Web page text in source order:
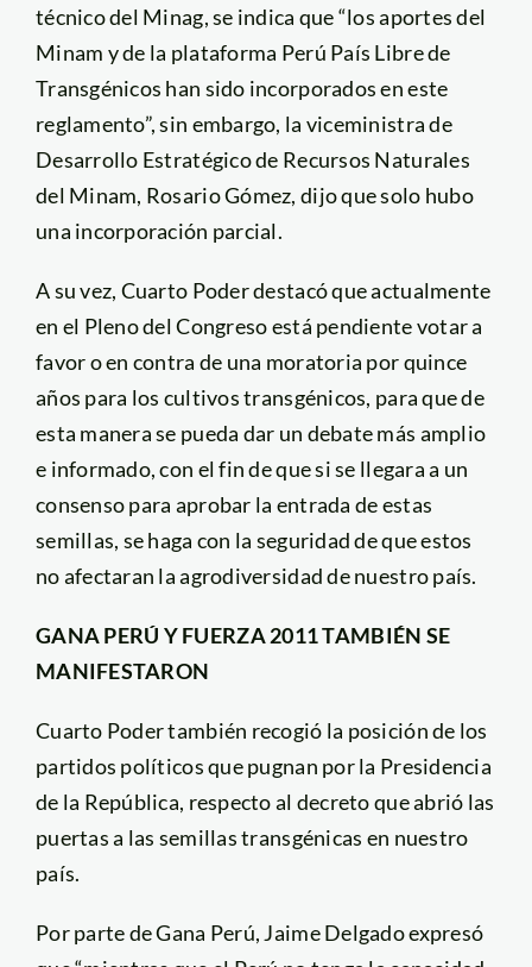
técnico del Minag, se indica que “los aportes del
Minam y de la plataforma Perú País Libre de
Transgénicos han sido incorporados en este
reglamento”, sin embargo, la viceministra de
Desarrollo Estratégico de Recursos Naturales
del Minam, Rosario Gómez, dijo que solo hubo
una incorporación parcial.
A su vez, Cuarto Poder destacó que actualmente
en el Pleno del Congreso está pendiente votar a
favor o en contra de una moratoria por quince
años para los cultivos transgénicos, para que de
esta manera se pueda dar un debate más amplio
e informado, con el fin de que si se llegara a un
consenso para aprobar la entrada de estas
semillas, se haga con la seguridad de que estos
no afectaran la agrodiversidad de nuestro país.
GANA PERÚ Y FUERZA 2011 TAMBIÉN SE
MANIFESTARON
Cuarto Poder también recogió la posición de los
partidos políticos que pugnan por la Presidencia
de la República, respecto al decreto que abrió las
puertas a las semillas transgénicas en nuestro
país.
Por parte de Gana Perú, Jaime Delgado expresó